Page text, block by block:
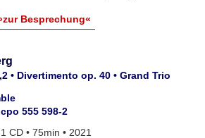
Besprechung«
• Divertimento op. 40 • Grand Trio
cpo 555 598-2
1 CD • 75min • 2021